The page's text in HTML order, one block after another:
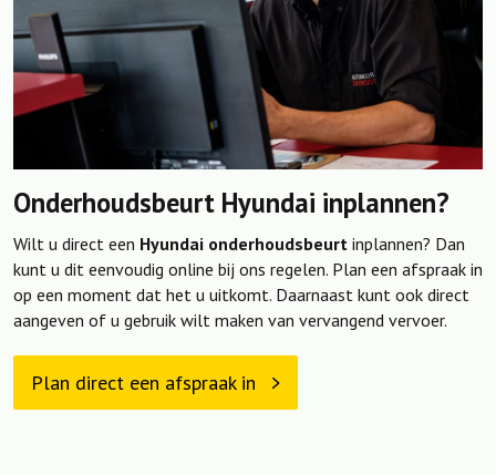
Onderhoudsbeurt Hyundai inplannen?
Wilt u direct een Hyundai onderhoudsbeurt inplannen? Dan
kunt u dit eenvoudig online bij ons regelen. Plan een afspraak in
op een moment dat het u uitkomt. Daarnaast kunt ook direct
aangeven of u gebruik wilt maken van vervangend vervoer.
Plan direct een afspraak in